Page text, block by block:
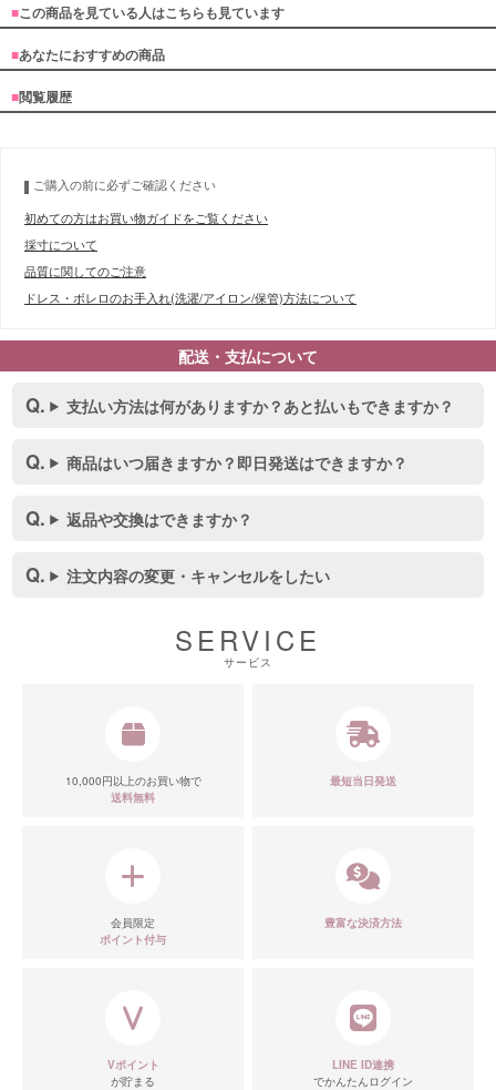
■この商品を見ている人はこちらも見ています
■あなたにおすすめの商品
■閲覧履歴
ご購入の前に必ずご確認ください
初めての方はお買い物ガイドをご覧ください
採寸について
品質に関してのご注意
ドレス・ボレロのお手入れ(洗濯/アイロン/保管)方法について
配送・支払について
支払い方法は何がありますか？あと払いもできますか？
商品はいつ届きますか？即日発送はできますか？
返品や交換はできますか？
注文内容の変更・キャンセルをしたい
SERVICE
サービス
10,000円以上のお買い物で
送料無料
最短当日発送
会員限定
ポイント付与
豊富な決済方法
Vポイント
が貯まる
LINE ID連携
でかんたんログイン